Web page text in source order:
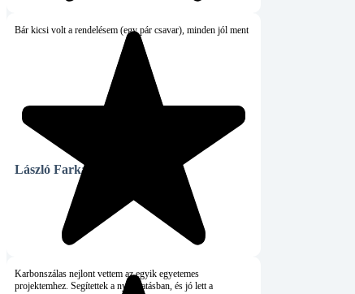
(egy pár csavar), minden jól ment
Hiteles vásárló
vettem az egyik egyetemes
a nyomtatásban, és jó lett a